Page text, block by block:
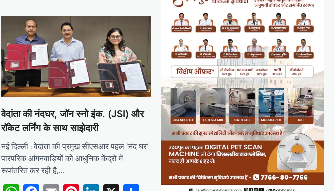
वेदांता की नंदघर, जॉन स्नो इंक. (JSI) और
रॉकेट लर्निंग के साथ साझेदारी
नई दिल्ली : वेदांता की प्रमुख सीएसआर पहल ‘नंद घर’
पारंपरिक आंगनवाड़ियों को आधुनिक केंद्रों में
रूपांतरित कर रही है,…